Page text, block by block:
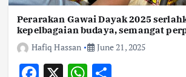
Perarakan Gawai Dayak 2025
kepelbagaian budaya, semangat
Hafiq Hassan
June 21, 2025